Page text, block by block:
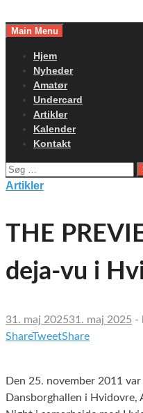
toMain Menu
Hjem
Nyheder
Amatør
Undercard
Artikler
Kalender
Kontakt
Søg
efter:
Artikler
THE
deja-vu i
31. maj 202531. maj 2025 -
ShareTweetShare
Den 25. november 2011
Dansborghallen i Hvidovre,